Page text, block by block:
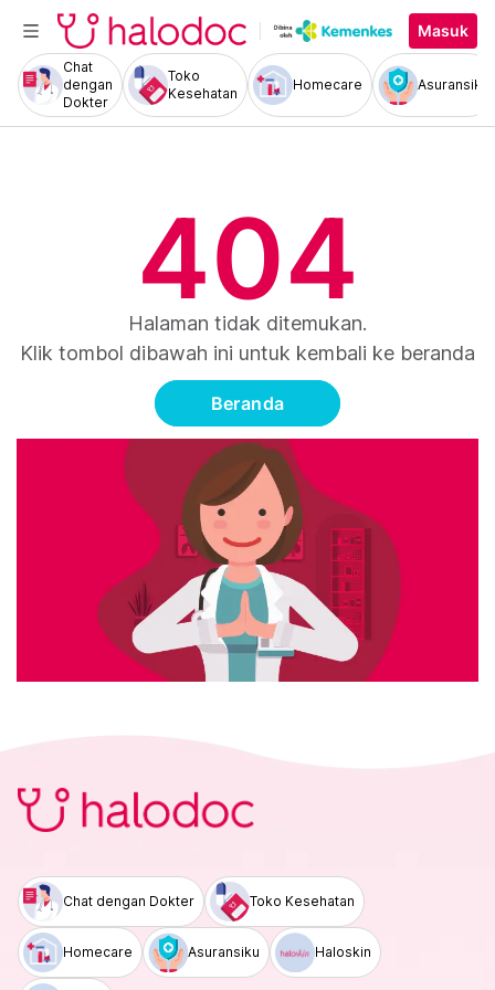
Masuk
Chat
dengan
Dokter
Toko
Kesehatan
Homecare Asuransiku
404
Halaman tidak ditemukan.
Klik tombol dibawah ini untuk kembali ke beranda
Beranda
Chat dengan Dokter Toko Kesehatan
Homecare Asuransiku Haloskin